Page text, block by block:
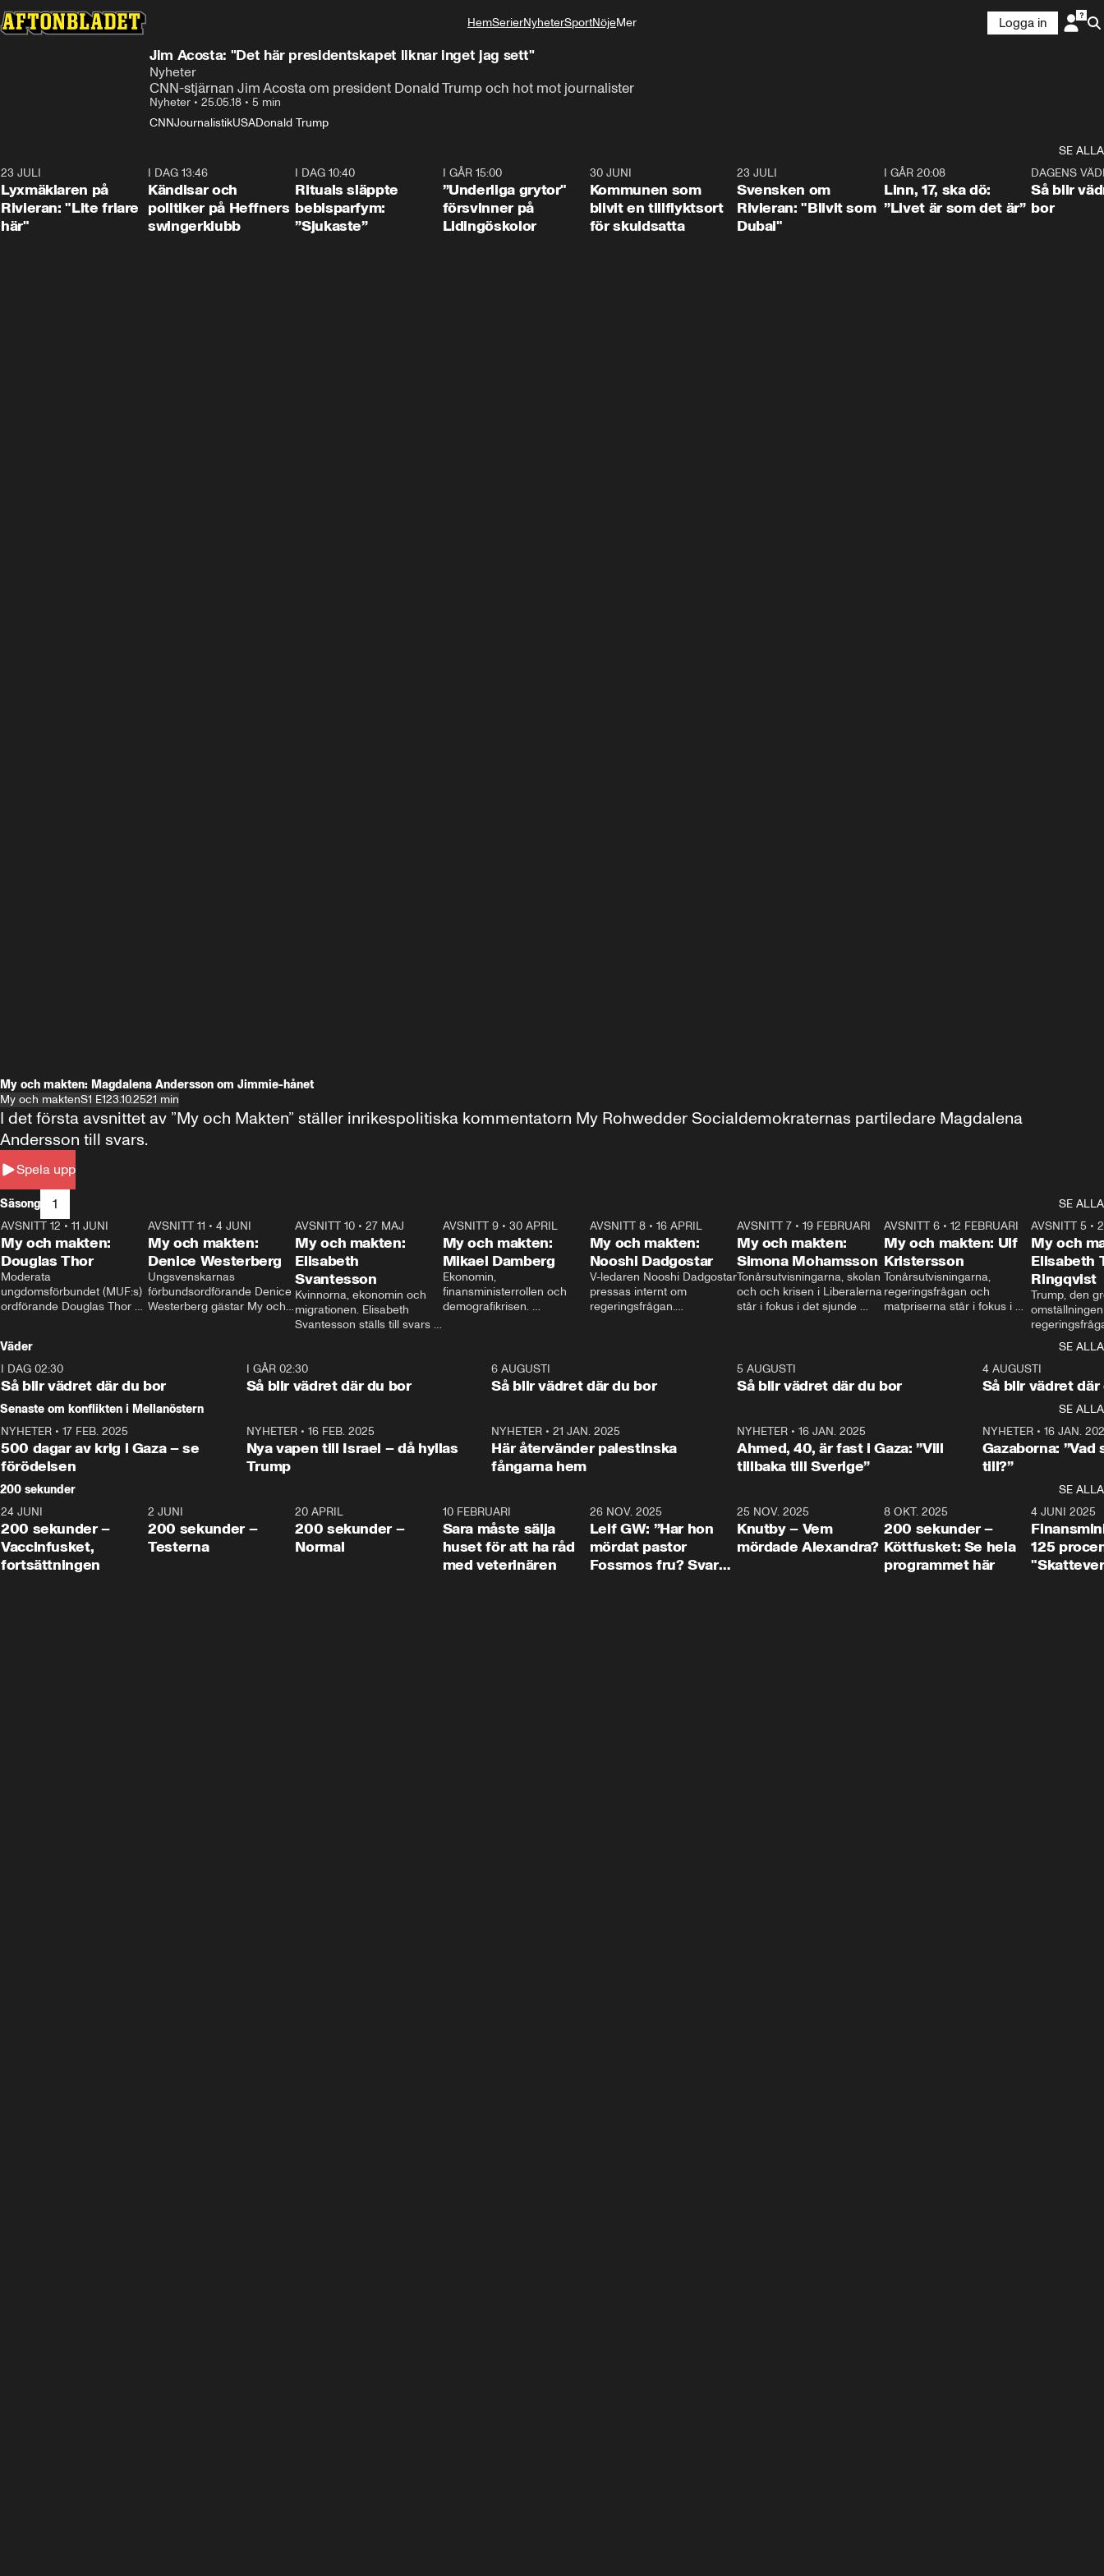
HemSerierNyheterSportNöjeMer
Logga in
Jim Acosta: "Det här presidentskapet liknar inget jag sett"
Nyheter
CNN-stjärnan Jim Acosta om president Donald Trump och hot mot journalister
Nyheter • 25.05.18 • 5 min
CNNJournalistikUSADonald Trump
SE ALLA
23 JULI
Lyxmäklaren på
Rivieran: "Lite friare
här"
I DAG 13:46
Kändisar och
politiker på Heffners
swingerklubb
I DAG 10:40
Rituals släppte
bebisparfym:
”Sjukaste”
I GÅR 15:00
”Underliga grytor"
försvinner på
Lidingöskolor
30 JUNI
Kommunen som
blivit en tillflyktsort
för skuldsatta
23 JULI
Svensken om
Rivieran: "Blivit som
Dubai"
I GÅR 20:08
Linn, 17, ska dö:
”Livet är som det är”
DAGENS
Så blir
bor
My och makten: Magdalena Andersson om Jimmie-hånet
My och maktenS1 E123.10.2521 min
Spela upp
I det första avsnittet av ”My och Makten” ställer inrikespolitiska kommentatorn My Rohwedder Socialdemokraternas partiledare Magdalena
Andersson till svars.
Säsong 1
SE ALLA
26:27
AVSNITT 12 • 11 JUNI
My och makten:
Douglas Thor
Moderata
ungdomsförbundet (MUF:s)
ordförande Douglas Thor
tonårsutvisningarna och hur
Moderaterna ska locka
väljare till valet i höst.
23:40
AVSNITT 11 •4 JUNI
My och makten:
Denice Westerberg
Ungsvenskarnas
förbundsordförande Denice
Westerberg gästar My och
AVSNITT 10 •27 MAJ
My och makten:
Elisabeth
Svantesson
Kvinnorna, ekonomin och
migrationen. Elisabeth
Svantesson ställs till svars
AVSNITT 9• 30 APRIL
My och makten:
Mikael Damberg
Ekonomin,
finansministerrollen och
demografikrisen.
och Makten.
AVSNITT 8• 16 APRIL
My och makten:
Nooshi Dadgostar
V-ledaren Nooshi Dadgostar
pressas internt om
regeringsfrågan.
– Vi ställer upp i val. Ska vi
vara med så sitter vi förstås
24:30
AVSNITT 7• 19 FEBRUARI
My och makten:
Simona Mohamsson
Tonårsutvisningarna, skolan
och och krisen i Liberalerna
står i fokus i det sjunde
kommentator My
Rohwedder ställer
utbildnings- och
Mohamsson till svars.
27:30
AVSNITT 6 •12 FEBRUARI
My och makten: Ulf
Kristersson
Tonårsutvisningarna,
regeringsfrågan och
matpriserna står i fokus i
Rohwedder ställer
statsminister Ulf Kristersson
AVSNITT 5 •
My och
Elisabeth
Ringqvist
Trump, den
centrum i
avsnittet av
Makten”. Se
Aftonbladets
Rohwedder
Thand Ring
Väder
SE ALLA
I DAG 02:30
Så blir vädret där du bor
1:06
I GÅR 02:30
Så blir vädret där du bor
6 AUGUSTI
Så blir vädret där du bor
5 AUGUSTI
Så blir vädret där du bor
4 AUGUSTI
Så blir vädret där
Senaste om konflikten i Mellanöstern
SE ALLA
NYHETER • 17 FEB. 2025
500 dagar av krig i Gaza – se
förödelsen
NYHETER• 16 FEB. 2025
Nya vapen till Israel – då hyllas
Trump
NYHETER •21 JAN. 2025
Här återvänder palestinska
fångarna hem
NYHETER• 16 JAN. 2025
Ahmed, 40, är fast i Gaza: ”Vill
tillbaka till Sverige”
NYHETER• 16 JAN.
Gazaborna:
till?”
200 sekunder
SE ALLA
5:00
24 JUNI
200 sekunder –
Vaccinfusket,
fortsättningen
4:23
2 JUNI
200 sekunder –
Testerna
20 APRIL
200 sekunder –
Normal
10 FEBRUARI
Sara måste sälja
huset för att ha råd
med veterinären
26 NOV. 2025
Leif GW: ”Har hon
mördat pastor
Fossmos fru? Svar
31:05
25 NOV. 2025
Knutby – Vem
mördade Alexandra?
4:29
8 OKT. 2025
200 sekunder –
Köttfusket: Se hela
programmet här
4 JUNI 2025
125